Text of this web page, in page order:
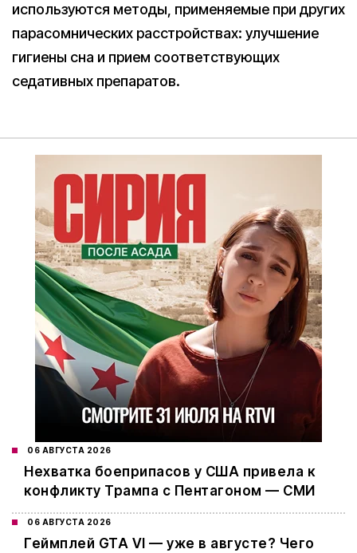
используются методы, применяемые при других
парасомнических расстройствах: улучшение
гигиены сна и прием соответствующих
седативных препаратов.
06 АВГУСТА 2026
Нехватка боеприпасов у США привела к
конфликту Трампа с Пентагоном — СМИ
06 АВГУСТА 2026
Геймплей GTA VI — уже в августе? Чего